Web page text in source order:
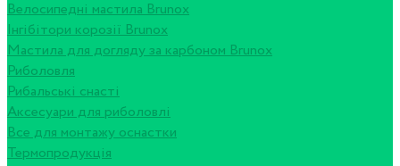
Велосипедні мастила Brunox
Інгібітори корозії Brunox
Мастила для догляду за карбоном Brunox
Риболовля
Рибальські снасті
Аксесуари для риболовлі
Все для монтажу оснастки
Термопродукція